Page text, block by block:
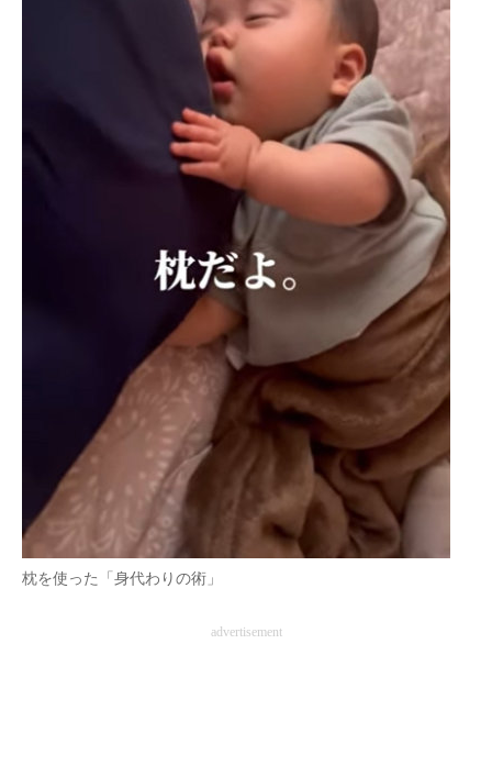
枕を使った「身代わりの術」
advertisement